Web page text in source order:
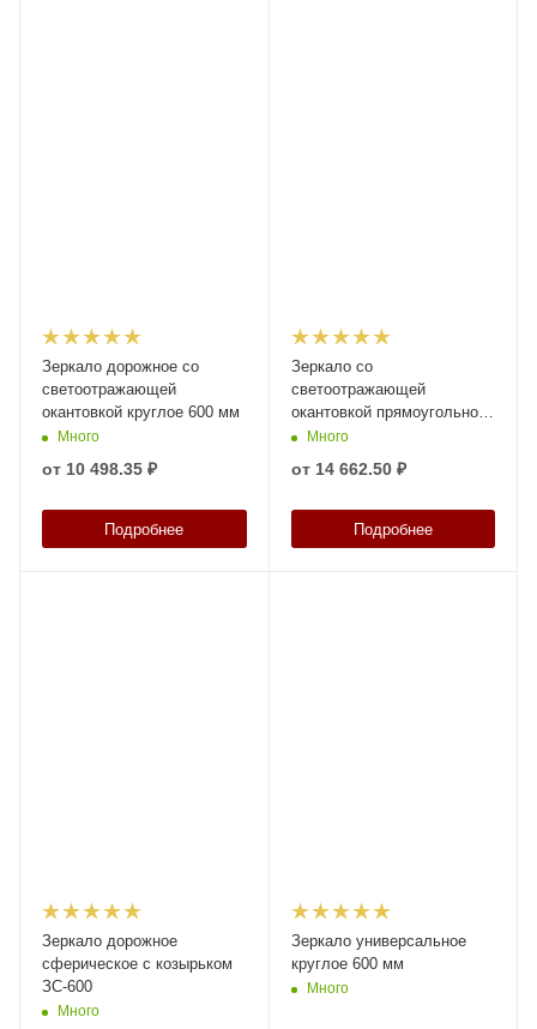
Зеркало дорожное со
светоотражающей
окантовкой круглое 600 мм
Много
от 10 498.35 ₽
Подробнее
Зеркало со
светоотражающей
окантовкой прямоугольное
400*600
Много
от 14 662.50 ₽
Подробнее
Зеркало дорожное
сферическое с козырьком
ЗС-600
Много
Зеркало универсальное
круглое 600 мм
Много